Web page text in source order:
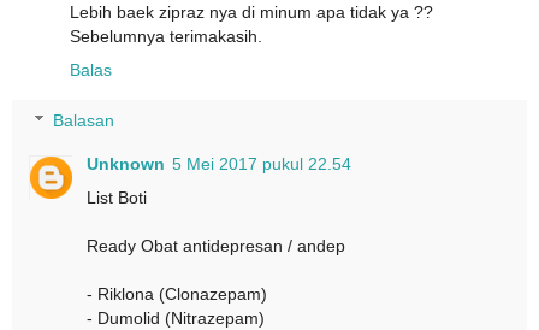
Lebih baek zipraz nya di minum apa tidak ya ??
Sebelumnya terimakasih.
Balas
Balasan
Unknown 5 Mei 2017 pukul 22.54
List Boti
Ready Obat antidepresan / andep
- Riklona (Clonazepam)
- Dumolid (Nitrazepam)